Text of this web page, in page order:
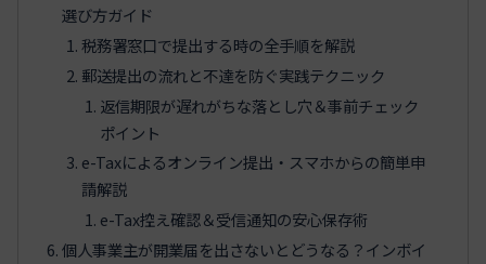
選び方ガイド
税務署窓口で提出する時の全手順を解説
郵送提出の流れと不達を防ぐ実践テクニック
返信期限が遅れがちな落とし穴＆事前チェック
ポイント
e-Taxによるオンライン提出・スマホからの簡単申
請解説
e-Tax控え確認＆受信通知の安心保存術
個人事業主が開業届を出さないとどうなる？インボイ